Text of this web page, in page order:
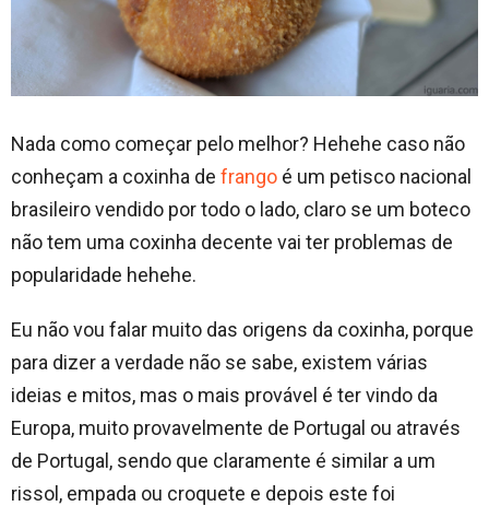
Nada como começar pelo melhor? Hehehe caso não
conheçam a coxinha de frango é um petisco nacional
brasileiro vendido por todo o lado, claro se um boteco
não tem uma coxinha decente vai ter problemas de
popularidade hehehe.
Eu não vou falar muito das origens da coxinha, porque
para dizer a verdade não se sabe, existem várias
ideias e mitos, mas o mais provável é ter vindo da
Europa, muito provavelmente de Portugal ou através
de Portugal, sendo que claramente é similar a um
rissol, empada ou croquete e depois este foi